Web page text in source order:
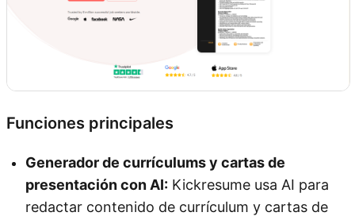
Funciones principales
Generador de currículums y cartas de
presentación con AI: Kickresume usa AI para
redactar contenido de currículum y cartas de